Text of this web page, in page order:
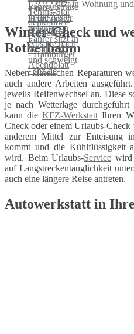
sitzt in Wohnung
Winter-Check und
Rotherbaum
Neben klassischen Reparaturen
auch andere Arbeiten
jeweils Reifenwechsel an. Diese
je nach Wetterlage
kann dieKFZ-Werkstatt Ihren
Check oder einem Urlaubs-Check
anderem Mittel zur Enteisung
kommt und die Kühlflüssigkeit
wird. Beim Urlaubs-Service wird
auf Langstreckentauglichkeit
auch eine längere Reise antreten.
Autowerkstatt in